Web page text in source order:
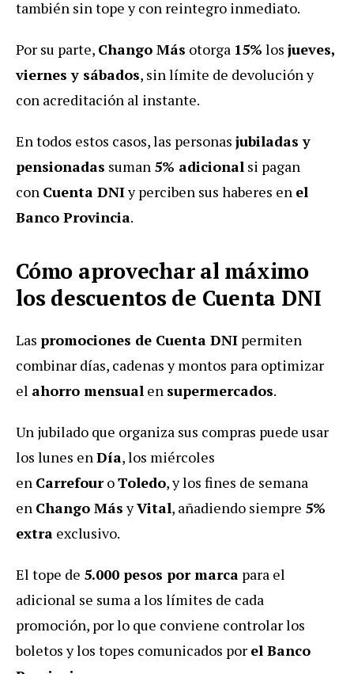
también sin tope y con reintegro inmediato.
Por su parte, Chango Más otorga 15% los jueves,
viernes y sábados, sin límite de devolución y
con acreditación al instante.
En todos estos casos, las personas jubiladas y
pensionadas suman 5% adicional si pagan
con Cuenta DNIy perciben sus haberes en el
Banco Provincia.
Cómo aprovechar al máximo
los descuentos de Cuenta DNI
Las promociones de Cuenta DNI permiten
combinar días, cadenas y montos para optimizar
el ahorro mensual en supermercados.
Un jubilado que organiza sus compras puede usar
los lunes enDía, los miércoles
en Carrefour oToledo, y los fines de semana
en Chango Más yVital, añadiendo siempre 5%
extra exclusivo.
El tope de 5.000 pesos por marca para el
adicional se suma a los límites de cada
promoción, por lo que conviene controlar los
boletos y los topes comunicados por el Banco